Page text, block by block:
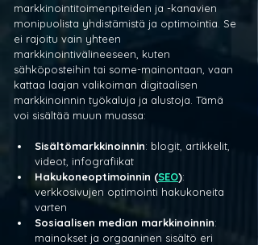
markkinointitoimenpiteiden ja -kanavien
monipuolista yhdistämistä ja optimointia. Se
ei rajoitu vain yhteen
markkinointivälineeseen, kuten
sähköposteihin tai some-mainontaan, vaan
kattaa laajan valikoiman digitaalisen
markkinoinnin työkaluja ja alustoja. Tämä
voi sisältää muun muassa:
Sisältömarkkinoinnin: blogit, artikkelit,
videot, infografiikat
Hakukoneoptimoinnin (SEO):
verkkosivujen optimointi hakukoneita
varten
Sosiaalisen median markkinoinnin:
mainokset ja orgaaninen sisältö eri